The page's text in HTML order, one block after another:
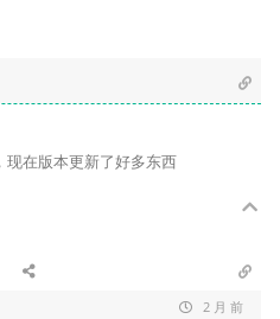
在版本更新了好多东西
2 月 前